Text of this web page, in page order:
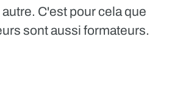
C'est pour cela que
sont aussi formateurs.